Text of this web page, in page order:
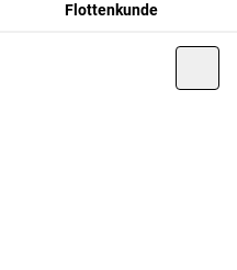
Flottenkunde